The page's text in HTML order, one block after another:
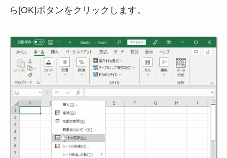
ら[OK]ボタンをクリックします。